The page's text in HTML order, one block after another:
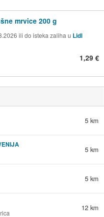
mrvice 200 g
ili do isteka zaliha u Lidl
1,29 €
5 km
5 km
5 km
12 km